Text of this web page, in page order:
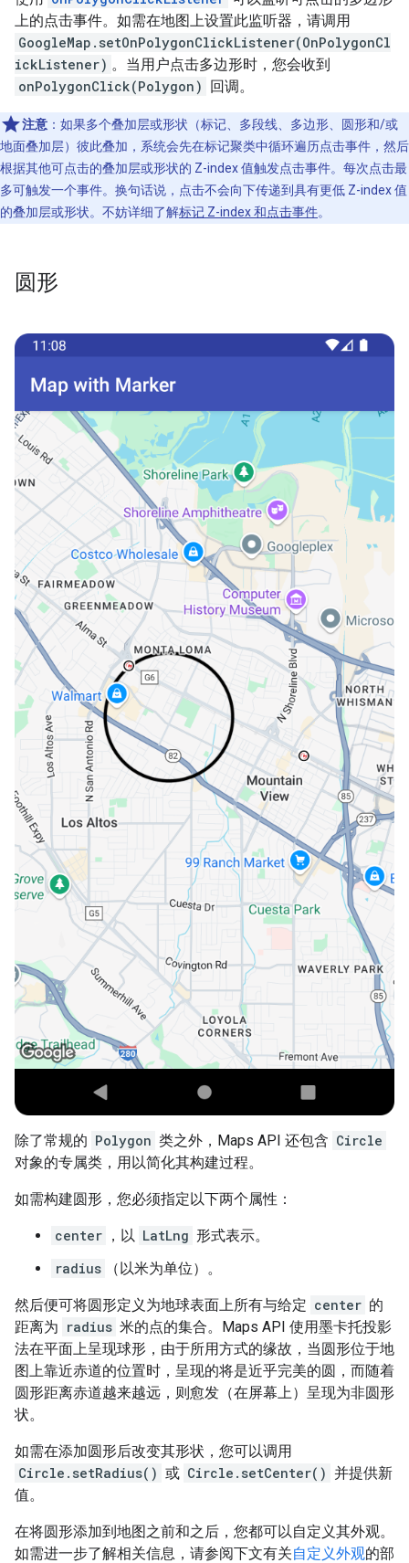
上的点击事件。如需在地图上设置此监听器，请调用
GoogleMap.setOnPolygonClickListener(OnPolygonCl
ickListener) 。当用户点击多边形时，您会收到
onPolygonClick(Polygon)
回调。
注意 ：如果多个叠加层或形状（标记、多段线、多边形、圆形和/或
地面叠加层）彼此叠加，系统会先在标记聚类中循环遍历点击事件，然后
根据其他可点击的叠加层或形状的 Z-index 值触发点击事件。每次点击最
多可触发一个事件。换句话说，点击不会向下传递到具有更低 Z-index 值
的叠加层或形状。不妨详细了解标记 Z-index 和点击事件。
圆形
除了常规的 Polygon 类之外，Maps API 还包含 Circle
对象的专属类，用以简化其构建过程。
如需构建圆形，您必须指定以下两个属性：
center ，以 LatLng 形式表示。
radius
（以米为单位）。
然后便可将圆形定义为地球表面上所有与给定 center 的
距离为 radius 米的点的集合。Maps API 使用墨卡托投影
法在平面上呈现球形，由于所用方式的缘故，当圆形位于地
图上靠近赤道的位置时，呈现的将是近乎完美的圆，而随着
圆形距离赤道越来越远，则愈发（在屏幕上）呈现为非圆形
状。
如需在添加圆形后改变其形状，您可以调用
Circle.setRadius() 或 Circle.setCenter() 并提供新
值。
在将圆形添加到地图之前和之后，您都可以自定义其外观。
如需进一步了解相关信息，请参阅下文有关自定义外观的部